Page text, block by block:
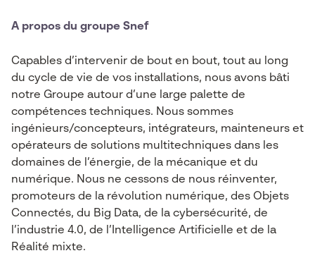
A propos du groupe Snef
Capables d’intervenir de bout en bout, tout au long
du cycle de vie de vos installations, nous avons bâti
notre Groupe autour d’une large palette de
compétences techniques. Nous sommes
ingénieurs/concepteurs, intégrateurs, mainteneurs et
opérateurs de solutions multitechniques dans les
domaines de l’énergie, de la mécanique et du
numérique. Nous ne cessons de nous réinventer,
promoteurs de la révolution numérique, des Objets
Connectés, du Big Data, de la cybersécurité, de
l’industrie 4.0, de l’Intelligence Artificielle et de la
Réalité mixte.